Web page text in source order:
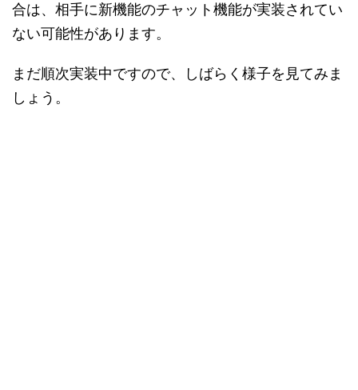
合は、相手に新機能のチャット機能が実装されてい
ない可能性があります。
まだ順次実装中ですので、しばらく様子を見てみま
しょう。